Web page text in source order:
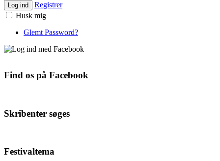
Log ind
Registrer
Husk mig
Glemt Password?
Find os på Facebook
Skribenter søges
Festivaltema